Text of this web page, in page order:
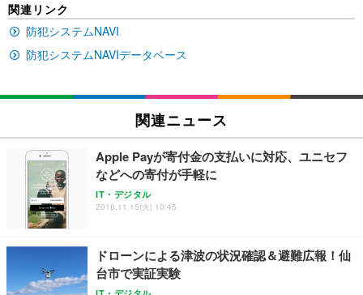
ュチェア 人間工学 疲れない ブラック
Sezlife オフィスチェア デスクチェア 疲れない テレ
能 人間工学 椅子 腰サポート 90度跳ね上げ式アーム
レスト 3Dヘッドレスト ハンガー付き 高反発クッシ
ョン PCチェア 通気性メッシュ ゲーミング/勉強/事
務用 おしゃれ パソコンチェア (ブラック)
Sezlife オフィスチェア デスクチェア 疲れない テレ
ワーク チェア 強化バックレスト 30度ロッキング機
能 人間工学 椅子 腰サポート 90度跳ね上げ式アーム
ョン PCチェア 通気性メッシュ ゲーミング/勉強/事
務用 おしゃれ パソコンチェア (ホワイト)
ANDWINT オフィスチェア デスクチェア 肘なし メ
イト
￥109,572
【純正品】27"ゲーミングモニター DualSense 充電
フック付き（CFI-ZDM1J）
￥49,979
【整備済み品】Dell E2724HS 27インチ 液晶モニタ
ー フルHD（1920×1080）VA 非光沢 HDMI/DisplayP
ort/VGA スピーカー内蔵 高さ調整 スイベル VESA対
【MiniLED/24.5inch/280Hz/FHD】GRAPHT THE S
x2袋(84枚) ホワイト(吸収面:ライトブルー)
ネオ・ルーライフ ネオ・オムツ L 中型犬用 26枚入
￥1,800
Smart Basic(スマートベーシック) 【Amazon.co.jp
限定】 Smart Basic アイリスオーヤマ ペットシーツ
超厚型 お徳用 ワイド 100枚入 (x 1) (ケース販売)
アイリスオーヤマ ペットシーツ 超厚型 お徳用 レギ
関連リンク
防犯システムNAVI
防犯システムNAVIデータベース
関連ニュース
Apple Payが寄付金の支払いに対応、ユニセフ
などへの寄付が手軽に
IT・デジタル
2016.11.15(火) 10:45
ドローンによる津波の状況確認＆避難広報！仙
台市で実証実験